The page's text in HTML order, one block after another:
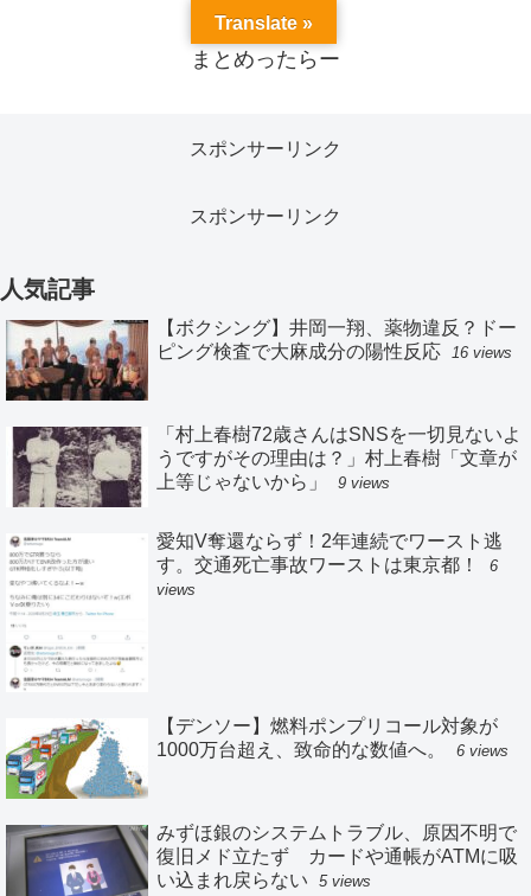
まとめったらー
スポンサーリンク
スポンサーリンク
人気記事
【ボクシング】井岡一翔、薬物違反？ドー
ピング検査で大麻成分の陽性反応
16 views
「村上春樹72歳さんはSNSを一切見ないよ
うですがその理由は？」村上春樹「文章が
上等じゃないから」
9 views
愛知V奪還ならず！2年連続でワースト逃
す。交通死亡事故ワーストは東京都！
6
views
【デンソー】燃料ポンプリコール対象が
1000万台超え、致命的な数値へ。
6 views
みずほ銀のシステムトラブル、原因不明で
復旧メド立たず カードや通帳がATMに吸
い込まれ戻らない
5 views
Translate »